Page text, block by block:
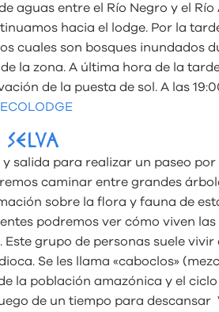
aguas entre el Río Negro y el Río
hacia el lodge. Por la
cuales son bosques inundados
la zona. A última hora de la
de la puesta de sol. A las
salida para realizar un paseo
caminar entre grandes
sobre la flora y fauna de
podremos ver cómo viven
grupo de personas suele
Se les llama «caboclos»
la población amazónica y el
de un tiempo para